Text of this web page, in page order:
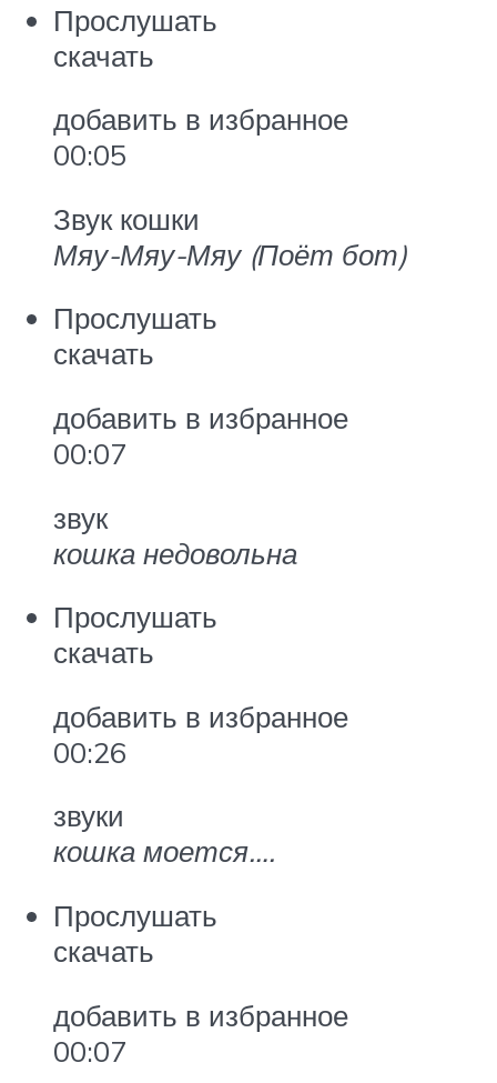
Прослушать
скачать
добавить в избранное
00:05
Звук кошки
Мяу-Мяу-Мяу (Поёт бот)
Прослушать
скачать
добавить в избранное
00:07
звук
кошка недовольна
Прослушать
скачать
добавить в избранное
00:26
звуки
кошка моется….
Прослушать
скачать
добавить в избранное
00:07